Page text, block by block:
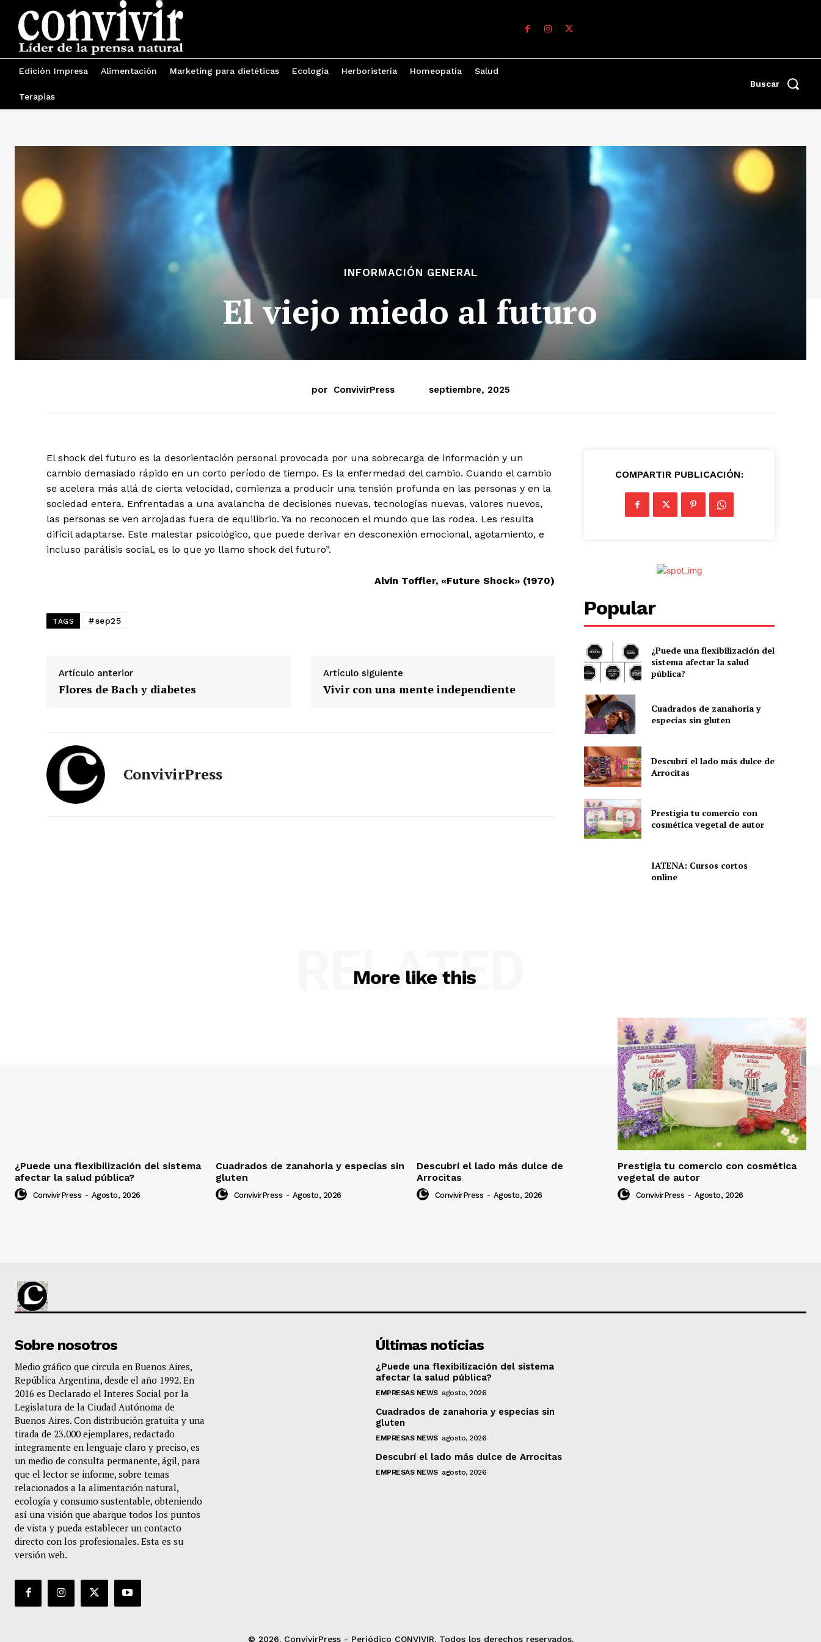
Edición Impresa Alimentación Marketing para dietéticas Ecología Herboristería Homeopatía Salud
Terapias
Buscar
INFORMACIÓN GENERAL
El viejo miedo al futuro
por ConvivirPress septiembre, 2025
El shock del futuro es la desorientación personal provocada por una sobrecarga de información y un
cambio demasiado rápido en un corto período de tiempo. Es la enfermedad del cambio. Cuando el cambio
se acelera más allá de cierta velocidad, comienza a producir una tensión profunda en las personas y en la
sociedad entera. Enfrentadas a una avalancha de decisiones nuevas, tecnologías nuevas, valores nuevos,
las personas se ven arrojadas fuera de equilibrio. Ya no reconocen el mundo que las rodea. Les resulta
difícil adaptarse. Este malestar psicológico, que puede derivar en desconexión emocional, agotamiento, e
incluso parálisis social, es lo que yo llamo shock del futuro”.
Alvin Toffler, «Future Shock» (1970)
TAGS #sep25
Artículo anterior
Flores de Bach y diabetes
Artículo siguiente
Vivir con una mente independiente
ConvivirPress
COMPARTIR PUBLICACIÓN:
Popular
¿Puede una flexibilización del
sistema afectar la salud
pública?
Cuadrados de zanahoria y
especias sin gluten
Descubrí el lado más dulce de
Arrocitas
Prestigia tu comercio con
cosmética vegetal de autor
IATENA: Cursos cortos
online
More like this
RELATED
¿Puede una flexibilización del sistema
afectar la salud pública?
ConvivirPress - Agosto, 2026
Cuadrados de zanahoria y especias sin
gluten
ConvivirPress - Agosto, 2026
Descubrí el lado más dulce de
Arrocitas
ConvivirPress - Agosto, 2026
Prestigia tu comercio con cosmética
vegetal de autor
ConvivirPress - Agosto, 2026
Sobre nosotros
Medio gráfico que circula en Buenos Aires,
República Argentina, desde el año 1992. En
2016 es Declarado el Interes Social por la
Legislatura de la Ciudad Autónoma de
Buenos Aires. Con distribución gratuita y una
tirada de 23.000 ejemplares, redactado
integramente en lenguaje claro y preciso, es
un medio de consulta permanente, ágil, para
que el lector se informe, sobre temas
relacionados a la alimentación natural,
ecología y consumo sustentable, obteniendo
así una visión que abarque todos los puntos
de vista y pueda establecer un contacto
directo con los profesionales. Esta es su
versión web.
Últimas noticias
¿Puede una flexibilización del sistema
afectar la salud pública?
EMPRESAS NEWS agosto, 2026
Cuadrados de zanahoria y especias sin
gluten
EMPRESAS NEWS agosto, 2026
Descubrí el lado más dulce de Arrocitas
EMPRESAS NEWS agosto, 2026
© 2026. ConvivirPress - Periódico CONVIVIR. Todos los derechos reservados.